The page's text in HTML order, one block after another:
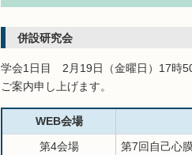
併設研究会
学会1日目 2月19日（金曜日）17時
ご案内申し上げます。
WEB会場
第4会場
第7回自己心